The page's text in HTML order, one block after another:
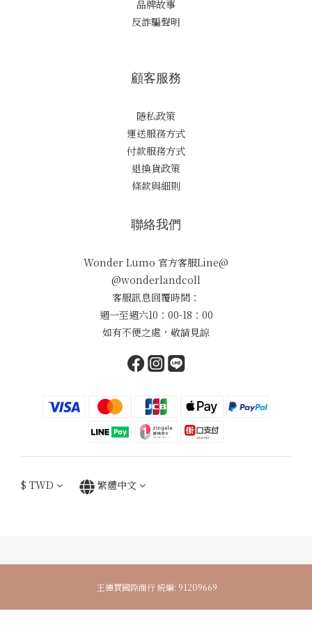
品牌故事
反詐騙聲明
顧客服務
隱私政策
運送服務方式
付款服務方式
退換貨政策
條款與細則
聯絡我們
Wonder Lumo 官方客服Line@
@wonderlandcoll
客服訊息回覆時間：
週一至週六10：00-18：00
如有不便之處，敬請見諒
$ TWD 繁體中文
王德買國際商行 統編: 91209669